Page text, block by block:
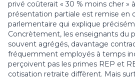
privé coûterait « 30 % moins cher »
présentation partiale est remise en
parlementaire qui explique
Concrètement, les enseignants du
souvent agrégés, davantage
fréquemment employés à temps
perçoivent pas les primes REP et
cotisation retraite diffèrent. Mais